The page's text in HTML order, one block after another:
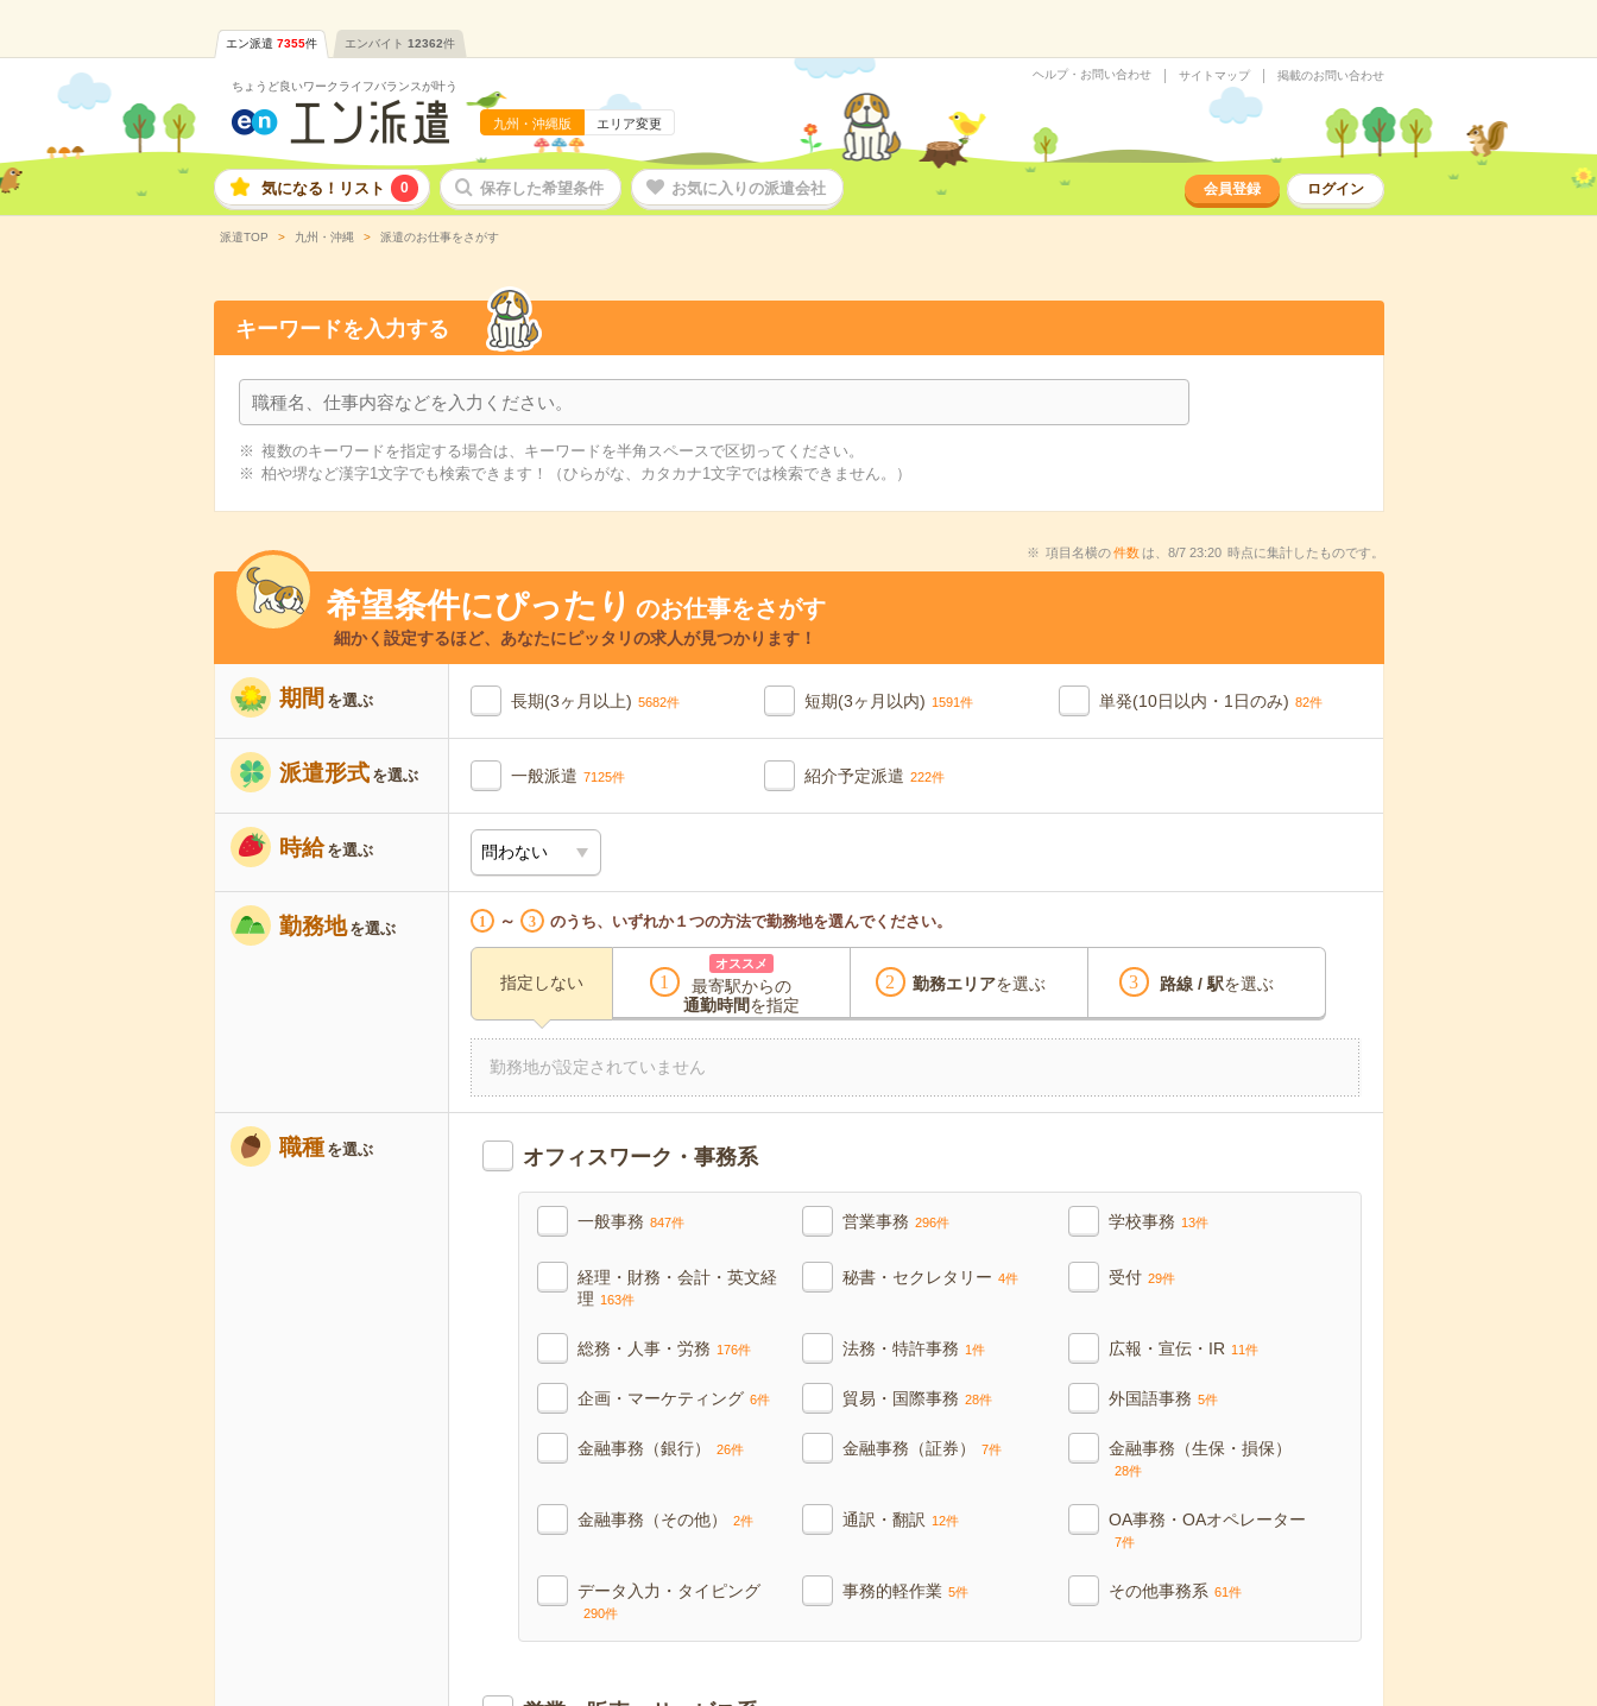
エン派遣 7355件 エンバイト 12362件
ちょうど良いワークライフバランスが叶う
九州・沖縄版 エリア変更
ヘルプ・お問い合わせ サイトマップ 掲載のお問い合わせ
気になる！リスト 0 保存した希望条件 お気に入りの派遣会社 会員登録 ログイン
派遣TOP 九州・沖縄 派遣のお仕事をさがす
キーワードを入力する
複数のキーワードを指定する場合は、キーワードを半角スペースで区切ってください。
柏や堺など漢字1文字でも検索できます！（ひらがな、カタカナ1文字では検索できません。）
希望条件にぴったり のお仕事をさがす
細かく設定するほど、あなたにピッタリの求人が見つかります！
項目名横の 件数 は、 8/7 23:20 時点に集計したものです。
期間 を選ぶ 長期(3ヶ月以上) 5682件 短期(3ヶ月以内) 1591件 単発(10日以内・1日のみ) 82件
派遣形式 を選ぶ 一般派遣 7125件 紹介予定派遣 222件
時給 を選ぶ
勤務地 を選ぶ 1 ～ 3 のうち、いずれか１つの方法で勤務地を選んでください。
指定しない
オススメ
最寄駅からの
通勤時間を指定
勤務エリアを選ぶ 路線 / 駅を選ぶ
勤務地が設定されていません
職種 を選ぶ オフィスワーク・事務系
一般事務 847件 営業事務 296件 学校事務 13件
経理・財務・会計・英文経
理 163件
秘書・セクレタリー 4件 受付 29件
総務・人事・労務 176件 法務・特許事務 1件 広報・宣伝・IR 11件
企画・マーケティング 6件 貿易・国際事務 28件 外国語事務 5件
金融事務（銀行） 26件 金融事務（証券） 7件 金融事務（生保・損保）
28件
金融事務（その他） 2件 通訳・翻訳 12件 OA事務・OAオペレーター
7件
データ入力・タイピング
290件
事務的軽作業 5件 その他事務系 61件